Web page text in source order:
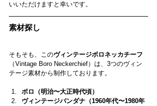
いいただけますと幸いです。
素材探し
そもそも、このヴィンテージボロネッカチーフ
（Vintage Boro Neckerchief）は、3つのヴィン
テージ素材から制作しております。
ボロ（明治〜大正時代頃）
ヴィンテージバンダナ（1960年代〜1980年